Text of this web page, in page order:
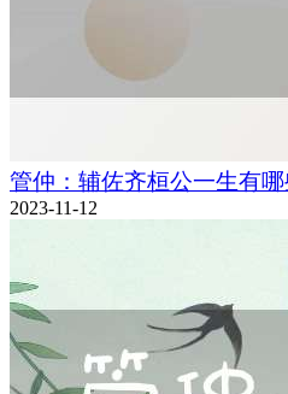
管仲：辅佐齐桓公一生有
2023-11-12